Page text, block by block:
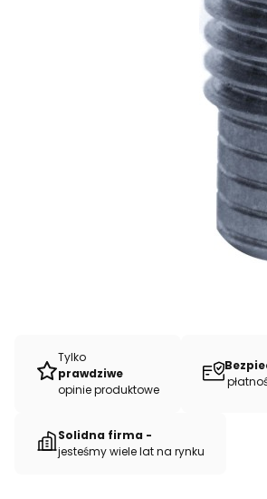
Tylko
prawdziwe
opinie produktowe
Solidna firma -
jesteśmy wiele lat na rynku